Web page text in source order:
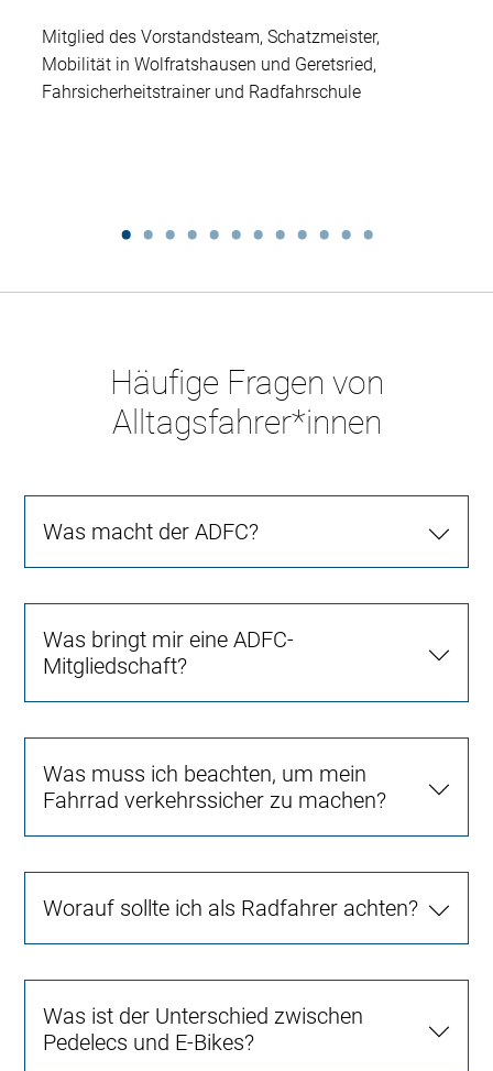
Mitglied des Vorstandsteam, Schatzmeister,
Mobilität in Wolfratshausen und Geretsried,
Fahrsicherheitstrainer und Radfahrschule
Häufige Fragen von
Alltagsfahrer*innen
Was macht der ADFC?
Was bringt mir eine ADFC-
Mitgliedschaft?
Was muss ich beachten, um mein
Fahrrad verkehrssicher zu machen?
Worauf sollte ich als Radfahrer achten?
Was ist der Unterschied zwischen
Pedelecs und E-Bikes?